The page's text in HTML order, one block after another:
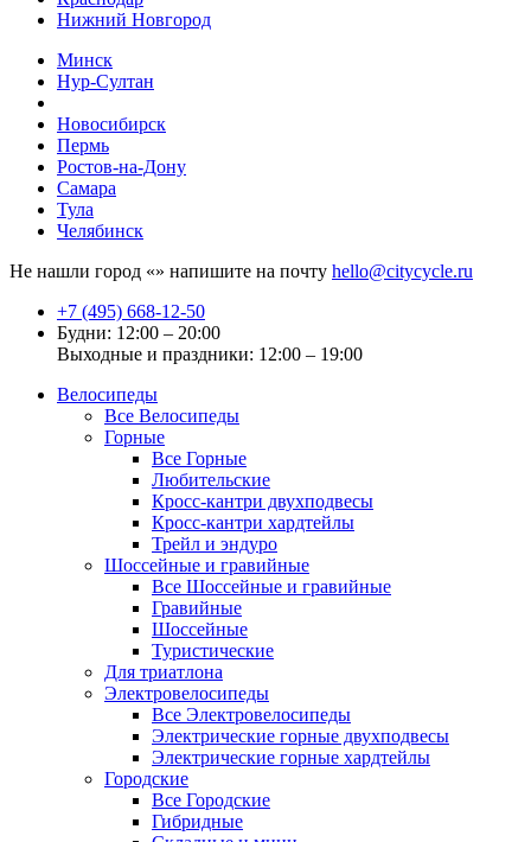
Нижний Новгород
Минск
Нур-Султан
Новосибирск
Пермь
Ростов-на-Дону
Самара
Тула
Челябинск
Не нашли город «» напишите на почту hello@citycycle.ru
+7 (495) 668-12-50
Будни: 12:00 – 20:00
Выходные и праздники: 12:00 – 19:00
Велосипеды
Все Велосипеды
Горные
Все Горные
Любительские
Кросс-кантри двухподвесы
Кросс-кантри хардтейлы
Трейл и эндуро
Шоссейные и гравийные
Все Шоссейные и гравийные
Гравийные
Шоссейные
Туристические
Для триатлона
Электровелосипеды
Все Электровелосипеды
Электрические горные двухподвесы
Электрические горные хардтейлы
Городские
Все Городские
Гибридные